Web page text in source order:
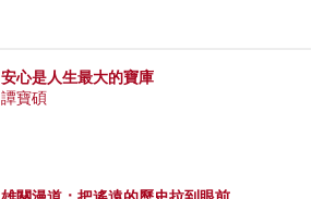
安心是人生最大的寶庫
譚寶碩